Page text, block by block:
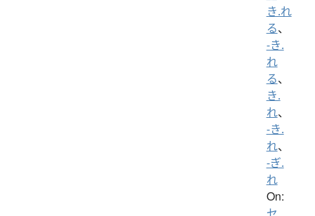
き.れ
る、
-き.
れ
る、
き.
れ、
-き.
れ、
-ぎ.
れ
On: